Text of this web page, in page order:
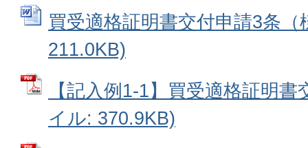
買受適格証明書交付申請3条
211.0KB)
【記入例1-1】買受適格証明
イル: 370.9KB)